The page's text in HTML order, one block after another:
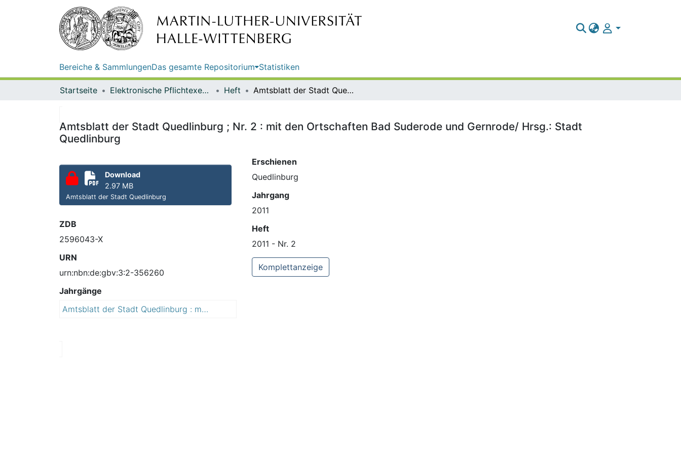
Bereiche & SammlungenDas gesamte Repositorium Statistiken
Startseite Elektronische Pflichtexemplare Heft Amtsblatt der Stadt Quedlinburg ; Nr. 2 : mit den Ortschaften Bad Suderode und Gernrode/ Hrsg.: Stadt Quedlinburg
Amtsblatt der Stadt Quedlinburg ; Nr. 2 : mit den Ortschaften Bad Suderode und Gernrode/ Hrsg.: Stadt
Quedlinburg
Download
2.97 MB
Amtsblatt der Stadt Quedlinburg
ZDB
2596043-X
URN
urn:nbn:de:gbv:3:2-356260
Jahrgänge
Amtsblatt der Stadt Quedlinburg : mit den Ortschaften Bad Suderode und Gernrode/ Hrsg.: Stadt Quedlinburg
Erschienen
Quedlinburg
Jahrgang
2011
Heft
2011 - Nr. 2
Komplettanzeige